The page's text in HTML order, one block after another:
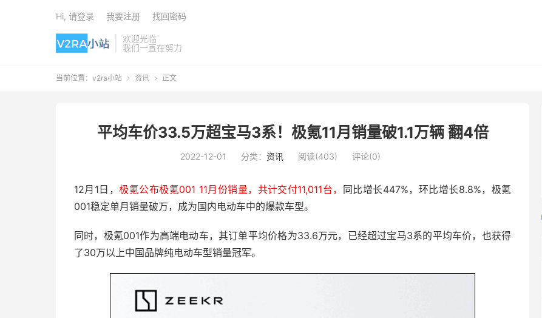
欢迎光临
我们一直在努力
Hi, 请登录 我要注册 找回密码
当前位置： v2ra小站  资讯  正文
平均车价33.5万超宝马3系！极氪11月销量破1.1万辆 翻4倍
2022-12-01 分类： 资讯 阅读(403) 评论(0)
12月1日，极氪公布极氪001 11月份销量，共计交付11,011台，
同比增长447%，环比增长8.8%，极氪
001稳定单月销量破万，成为国内电动车中的爆款车型。
同时，极氪001作为高端电动车，其订单平均价格为33.6万元，已经超过宝马3系的平均车价，也获得
了30万以上中国品牌纯电动车型销量冠军。